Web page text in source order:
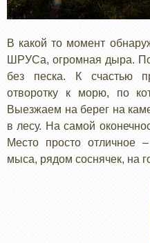
В какой то момент
ШРУСа, огромная дыра.
без песка. К счастью
отворотку к морю, по
Выезжаем на берег на
в лесу. На самой
Место просто отличное
мыса, рядом соснячек, на